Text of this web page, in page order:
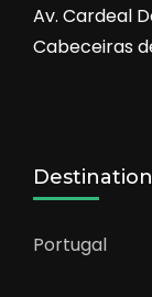
Av. Cardeal
Cabeceiras
Portugal